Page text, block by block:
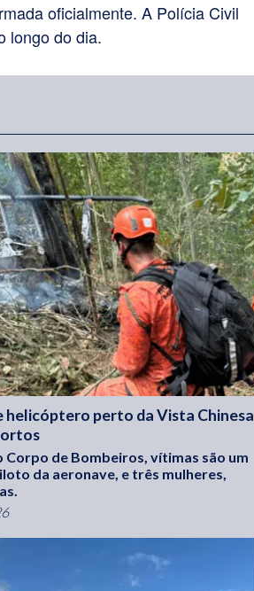
oficialmente. A Polícia Civil
longo do dia.
helicóptero perto da Vista Chinesa
Corpo de Bombeiros, vítimas são um
da aeronave, e três mulheres,